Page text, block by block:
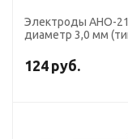
Электроды АНО-21
диаметр 3,0 мм (тип Э46,
(пачка 1 кг, ЛЭЗ)
124 руб.